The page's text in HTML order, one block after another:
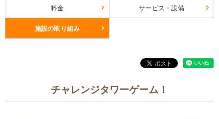
料金 サービス・設備
施設の取り組み
チャレンジタワーゲーム！